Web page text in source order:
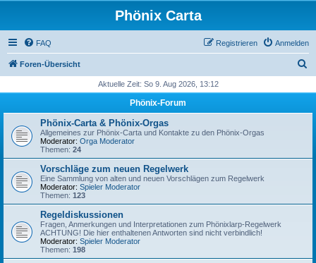
Phönix Carta
FAQ Anmelden
Registrieren
Foren-Übersicht
h
Aktuelle Zeit: So 9. Aug 2026, 13:12
Phönix-Forum
Phönix-Carta & Phönix-Orgas
Allgemeines zur Phönix-Carta und Kontakte zu den Phönix-Orgas
Moderator: Orga Moderator
Themen: 24
Vorschläge zum neuen Regelwerk
Eine Sammlung von alten und neuen Vorschlägen zum Regelwerk
Moderator: Spieler Moderator
Themen: 123
Regeldiskussionen
Fragen, Anmerkungen und Interpretationen zum Phönixlarp-Regelwerk
ACHTUNG! Die hier enthaltenen Antworten sind nicht verbindlich!
Moderator: Spieler Moderator
Themen: 198